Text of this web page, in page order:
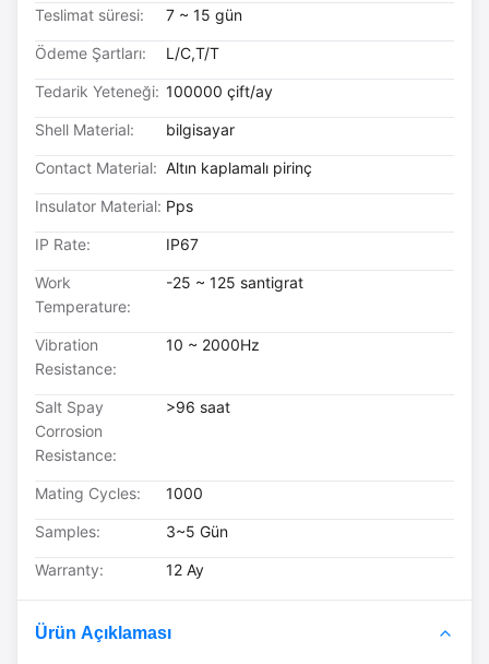
Teslimat süresi: 7 ~ 15 gün
Ödeme Şartları: L/C,T/T
Tedarik Yeteneği: 100000 çift/ay
Shell Material: bilgisayar
Contact Material: Altın kaplamalı pirinç
Insulator Material: Pps
IP Rate: IP67
Work
Temperature:
-25 ~ 125 santigrat
Vibration
Resistance:
10 ~ 2000Hz
Salt Spay
Corrosion
Resistance:
>96 saat
Mating Cycles: 1000
Samples: 3~5 Gün
Warranty: 12 Ay
Ürün Açıklaması